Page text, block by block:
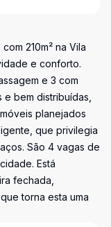
210m² na Vila
e conforto.
e 3 com
bem distribuídas,
planejados
que privilegia
São 4 vagas de
Está
fechada,
torna esta uma